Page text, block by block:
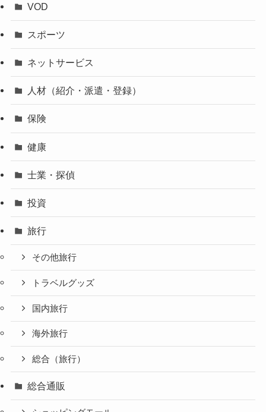
VOD
スポーツ
ネットサービス
人材（紹介・派遣・登録）
保険
健康
士業・探偵
投資
旅行
その他旅行
トラベルグッズ
国内旅行
海外旅行
総合（旅行）
総合通販